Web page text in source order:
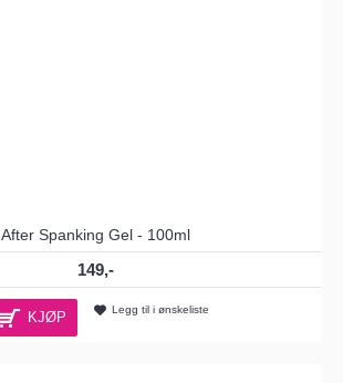
After Spanking Gel - 100ml
149,-
KJØP Legg til i ønskeliste